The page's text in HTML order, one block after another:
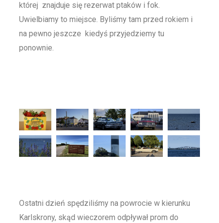
której znajduje się rezerwat ptaków i fok.
Uwielbiamy to miejsce. Byliśmy tam przed rokiem i
na pewno jeszcze kiedyś przyjedziemy tu
ponownie.
Ostatni dzień spędziliśmy na powrocie w kierunku
Karlskrony, skąd wieczorem odpływał prom do